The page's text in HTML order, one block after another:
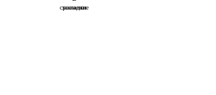
закладки
сравнение